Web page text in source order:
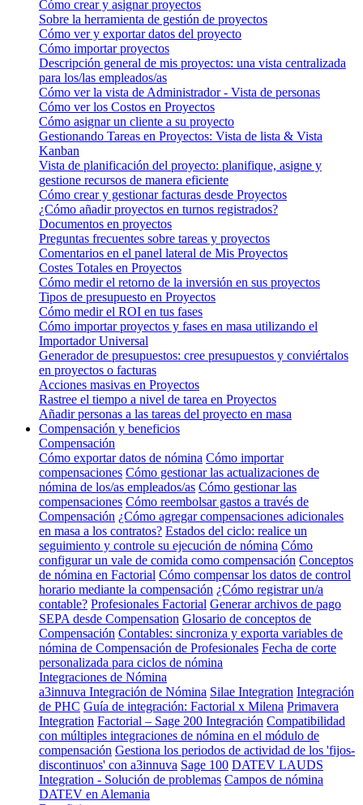
Cómo crear y asignar proyectos
Sobre la herramienta de gestión de proyectos
Cómo ver y exportar datos del proyecto
Cómo importar proyectos
Descripción general de mis proyectos: una vista centralizada
para los/las empleados/as
Cómo ver la vista de Administrador - Vista de personas
Cómo ver los Costos en Proyectos
Cómo asignar un cliente a su proyecto
Gestionando Tareas en Proyectos: Vista de lista & Vista
Kanban
Vista de planificación del proyecto: planifique, asigne y
gestione recursos de manera eficiente
Cómo crear y gestionar facturas desde Proyectos
¿Cómo añadir proyectos en turnos registrados?
Documentos en proyectos
Preguntas frecuentes sobre tareas y proyectos
Comentarios en el panel lateral de Mis Proyectos
Costes Totales en Proyectos
Cómo medir el retorno de la inversión en sus proyectos
Tipos de presupuesto en Proyectos
Cómo medir el ROI en tus fases
Cómo importar proyectos y fases en masa utilizando el
Importador Universal
Generador de presupuestos: cree presupuestos y conviértalos
en proyectos o facturas
Acciones masivas en Proyectos
Rastree el tiempo a nivel de tarea en Proyectos
Añadir personas a las tareas del proyecto en masa
Compensación y beneficios
Compensación
Cómo exportar datos de nómina Cómo importar
compensaciones Cómo gestionar las actualizaciones de
nómina de los/as empleados/as Cómo gestionar las
compensaciones Cómo reembolsar gastos a través de
Compensación ¿Cómo agregar compensaciones adicionales
en masa a los contratos? Estados del ciclo: realice un
seguimiento y controle su ejecución de nómina Cómo
configurar un vale de comida como compensación Conceptos
de nómina en Factorial Cómo compensar los datos de control
horario mediante la compensación ¿Cómo registrar un/a
contable? Profesionales Factorial Generar archivos de pago
SEPA desde Compensation Glosario de conceptos de
Compensación Contables: sincroniza y exporta variables de
nómina de Compensación de Profesionales Fecha de corte
personalizada para ciclos de nómina
Integraciones de Nómina
a3innuva Integración de Nómina Silae Integration Integración
de PHC Guía de integración: Factorial x Milena Primavera
Integration Factorial – Sage 200 Integración Compatibilidad
con múltiples integraciones de nómina en el módulo de
compensación Gestiona los periodos de actividad de los 'fijos-
discontinuos' con a3innuva Sage 100 DATEV LAUDS
Integration - Solución de problemas Campos de nómina
DATEV en Alemania